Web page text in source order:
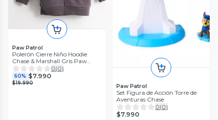
Paw Patrol
Polerón Cierre Niño Hoodie
Chase & Marshall Gris Paw
Patrol
0(0)
60% $7.990
$19.990 Paw Patrol
Set Figura de Acción Torre de
Aventuras Chase
0(0)
$7.990